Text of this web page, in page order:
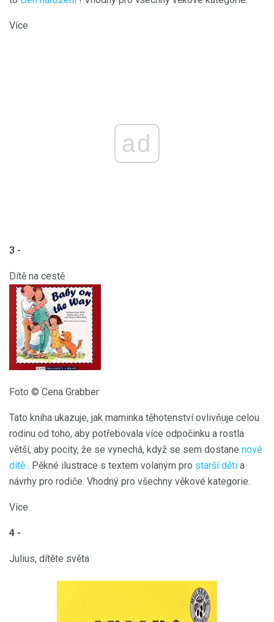
Více
ad
3 -
Dítě na cestě
Foto © Cena Grabber
Tato kniha ukazuje, jak maminka těhotenství ovlivňuje celou
rodinu od toho, aby potřebovala více odpočinku a rostla
větší, aby pocity, že se vynechá, když se sem dostane nové
dítě . Pěkné ilustrace s textem volaným pro starší děti a
návrhy pro rodiče. Vhodný pro všechny věkové kategorie.
Více
4 -
Julius, dítěte světa